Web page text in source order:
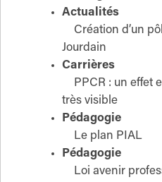
Actualités
Création d’un
Jourdain
Carrières
PPCR : un effet
très visible
Pédagogie
Le plan PIAL
Pédagogie
Loi avenir